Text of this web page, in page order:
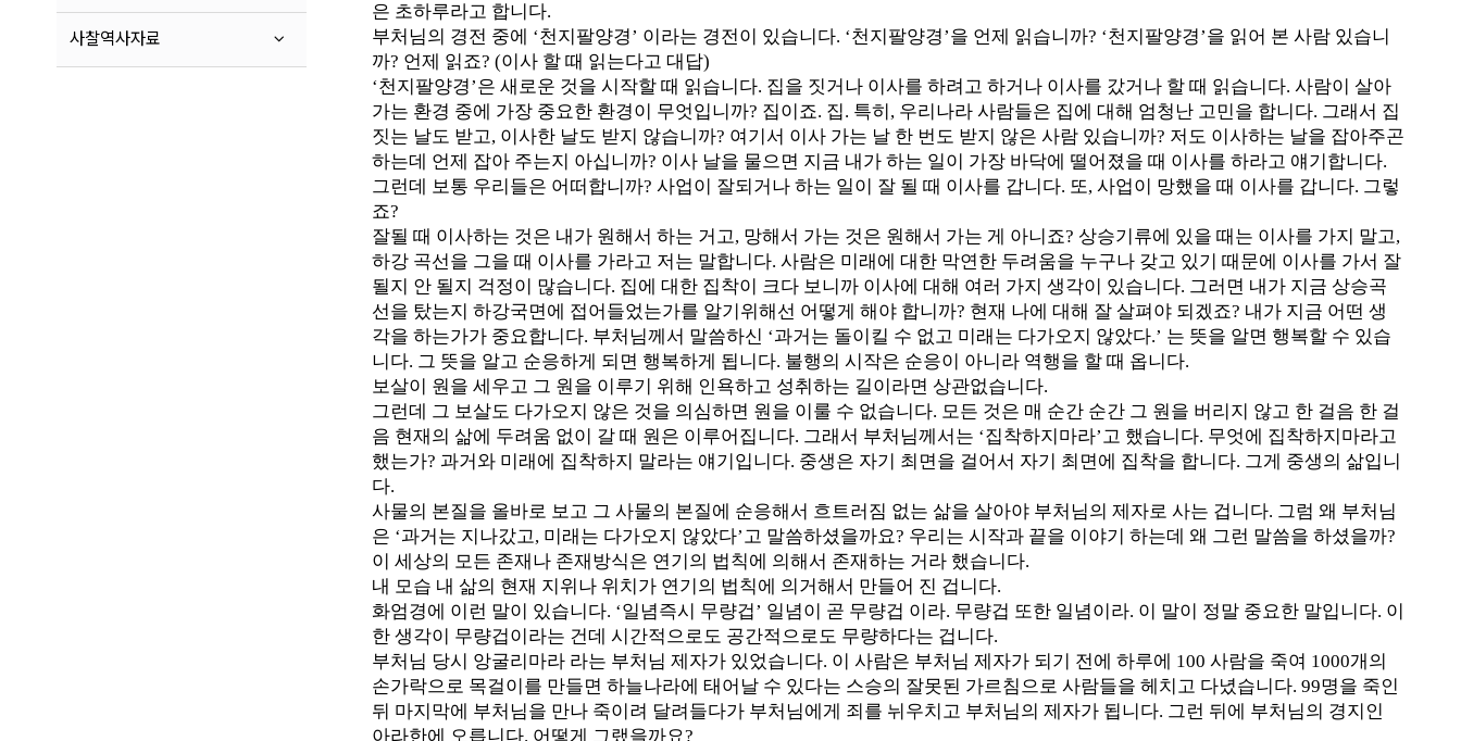
사찰역사자료
은 초하루라고 합니다.
부처님의 경전 중에 ‘천지팔양경’ 이라는 경전이 있습니다. ‘천지팔양경’을 언제 읽습니까? ‘천지팔양경’을 읽어 본 사람 있습니
까? 언제 읽죠? (이사 할 때 읽는다고 대답)
‘천지팔양경’은 새로운 것을 시작할 때 읽습니다. 집을 짓거나 이사를 하려고 하거나 이사를 갔거나 할 때 읽습니다. 사람이 살아
가는 환경 중에 가장 중요한 환경이 무엇입니까? 집이죠. 집. 특히, 우리나라 사람들은 집에 대해 엄청난 고민을 합니다. 그래서 집
짓는 날도 받고, 이사한 날도 받지 않습니까? 여기서 이사 가는 날 한 번도 받지 않은 사람 있습니까? 저도 이사하는 날을 잡아주곤
하는데 언제 잡아 주는지 아십니까? 이사 날을 물으면 지금 내가 하는 일이 가장 바닥에 떨어졌을 때 이사를 하라고 얘기합니다.
그런데 보통 우리들은 어떠합니까? 사업이 잘되거나 하는 일이 잘 될 때 이사를 갑니다. 또, 사업이 망했을 때 이사를 갑니다. 그렇
죠?
잘될 때 이사하는 것은 내가 원해서 하는 거고, 망해서 가는 것은 원해서 가는 게 아니죠? 상승기류에 있을 때는 이사를 가지 말고,
하강 곡선을 그을 때 이사를 가라고 저는 말합니다. 사람은 미래에 대한 막연한 두려움을 누구나 갖고 있기 때문에 이사를 가서 잘
될지 안 될지 걱정이 많습니다. 집에 대한 집착이 크다 보니까 이사에 대해 여러 가지 생각이 있습니다. 그러면 내가 지금 상승곡
선을 탔는지 하강국면에 접어들었는가를 알기위해선 어떻게 해야 합니까? 현재 나에 대해 잘 살펴야 되겠죠? 내가 지금 어떤 생
각을 하는가가 중요합니다. 부처님께서 말씀하신 ‘과거는 돌이킬 수 없고 미래는 다가오지 않았다.’ 는 뜻을 알면 행복할 수 있습
니다. 그 뜻을 알고 순응하게 되면 행복하게 됩니다. 불행의 시작은 순응이 아니라 역행을 할 때 옵니다.
보살이 원을 세우고 그 원을 이루기 위해 인욕하고 성취하는 길이라면 상관없습니다.
그런데 그 보살도 다가오지 않은 것을 의심하면 원을 이룰 수 없습니다. 모든 것은 매 순간 순간 그 원을 버리지 않고 한 걸음 한 걸
음 현재의 삶에 두려움 없이 갈 때 원은 이루어집니다. 그래서 부처님께서는 ‘집착하지마라’고 했습니다. 무엇에 집착하지마라고
했는가? 과거와 미래에 집착하지 말라는 얘기입니다. 중생은 자기 최면을 걸어서 자기 최면에 집착을 합니다. 그게 중생의 삶입니
다.
사물의 본질을 올바로 보고 그 사물의 본질에 순응해서 흐트러짐 없는 삶을 살아야 부처님의 제자로 사는 겁니다. 그럼 왜 부처님
은 ‘과거는 지나갔고, 미래는 다가오지 않았다’고 말씀하셨을까요? 우리는 시작과 끝을 이야기 하는데 왜 그런 말씀을 하셨을까?
이 세상의 모든 존재나 존재방식은 연기의 법칙에 의해서 존재하는 거라 했습니다.
내 모습 내 삶의 현재 지위나 위치가 연기의 법칙에 의거해서 만들어 진 겁니다.
화엄경에 이런 말이 있습니다. ‘일념즉시 무량겁’ 일념이 곧 무량겁 이라. 무량겁 또한 일념이라. 이 말이 정말 중요한 말입니다. 이
한 생각이 무량겁이라는 건데 시간적으로도 공간적으로도 무량하다는 겁니다.
부처님 당시 앙굴리마라 라는 부처님 제자가 있었습니다. 이 사람은 부처님 제자가 되기 전에 하루에 100 사람을 죽여 1000개의
손가락으로 목걸이를 만들면 하늘나라에 태어날 수 있다는 스승의 잘못된 가르침으로 사람들을 헤치고 다녔습니다. 99명을 죽인
뒤 마지막에 부처님을 만나 죽이려 달려들다가 부처님에게 죄를 뉘우치고 부처님의 제자가 됩니다. 그런 뒤에 부처님의 경지인
아라한에 오릅니다. 어떻게 그랬을까요?